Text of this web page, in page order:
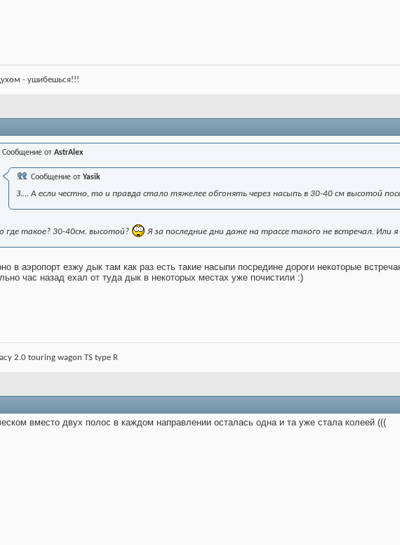
- ушибешься!!!
Сообщение от AstrAlex
Сообщение от Yasik
З.... А если честно, то и правда стало тяжелее обгонять через насыпь в 30-40 см высотой
где такое? 30-40см. высотой? Я за последние дни даже на трассе такого не встречал. Или
в аэропорт езжу дык там как раз есть такие насыпи посредине дороги некоторые
час назад ехал от туда дык в некоторых местах уже почистили :)
2.0 touring wagon TS type R
вместо двух полос в каждом направлении осталась одна и та уже стала колеей (((